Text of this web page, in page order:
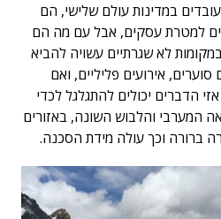
במדינות עולם שלישי, הם
למטרת עסקים, אבל עם מה הם
לא שגרתיים עשויה להביא
סוערים, אירועים פליליים, ואם
הדברים יכולים להתגלגל לכדי
המערבי והלבוש השונה, באזורים
ברורה וכך עולה מידת הסכנה.